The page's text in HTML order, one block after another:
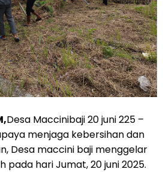
Desa Maccinibaji 20 juni 225 –
menjaga kebersihan dan
Desa maccini baji menggelar
pada hari Jumat, 20 juni 2025.